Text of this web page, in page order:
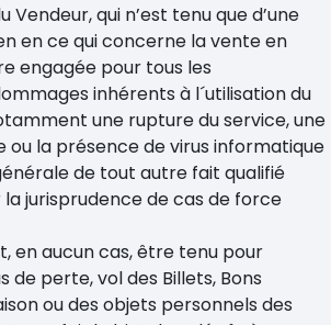
Vendeur, qui n’est tenu que d’une
en ce qui concerne la vente en
engagée pour tous les
inhérents à l´utilisation du
une rupture du service, une
ou la présence de virus informatique
de tout autre fait qualifié
jurisprudence de cas de force
en aucun cas, être tenu pour
de perte, vol des Billets, Bons
ou des objets personnels des